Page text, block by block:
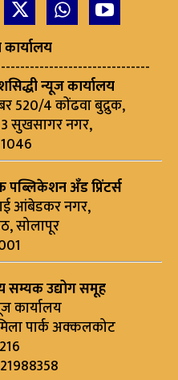
न्यूज कार्यालय
520/4 कोंढवा बुद्रुक,
सुखसागर नगर,
पब्लिकेशन अँड प्रिंटर्स
आंबेडकर नगर,
सोलापूर
उद्योग समूह
कार्यालय
पार्क अक्कलकोट